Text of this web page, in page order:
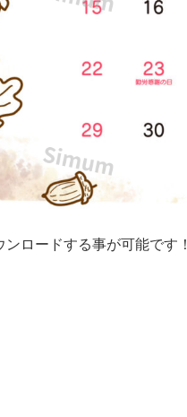
ロードする事が可能です！